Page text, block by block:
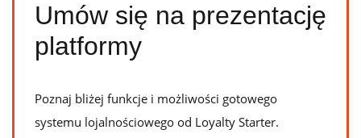
Umów się na prezentację
platformy
Poznaj bliżej funkcje i możliwości gotowego
systemu lojalnościowego od Loyalty Starter.